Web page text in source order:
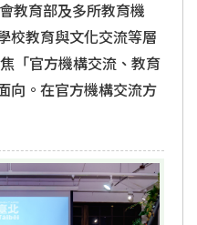
教育部及多所教育機
校教育與文化交流等層
「官方機構交流、教育
向。在官方機構交流方